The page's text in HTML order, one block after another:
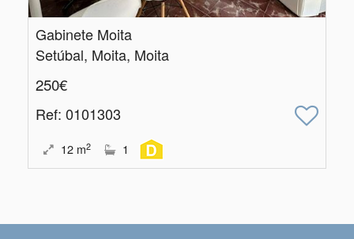
Gabinete Moita
Setúbal, Moita, Moita
250€
Ref: 0101303
12 m2 1